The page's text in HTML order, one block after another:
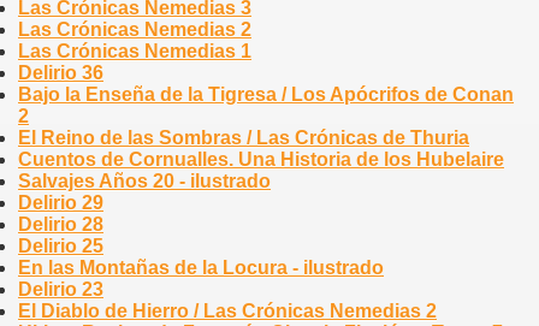
Las Crónicas Nemedias 3
Las Crónicas Nemedias 2
Las Crónicas Nemedias 1
Delirio 36
Bajo la Enseña de la Tigresa / Los Apócrifos de Conan
2
El Reino de las Sombras / Las Crónicas de Thuria
Cuentos de Cornualles. Una Historia de los Hubelaire
Salvajes Años 20 - ilustrado
Delirio 29
Delirio 28
Delirio 25
En las Montañas de la Locura - ilustrado
Delirio 23
El Diablo de Hierro / Las Crónicas Nemedias 2